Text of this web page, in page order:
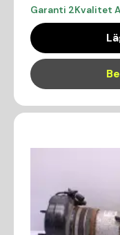
Garanti 2Kvalitet A